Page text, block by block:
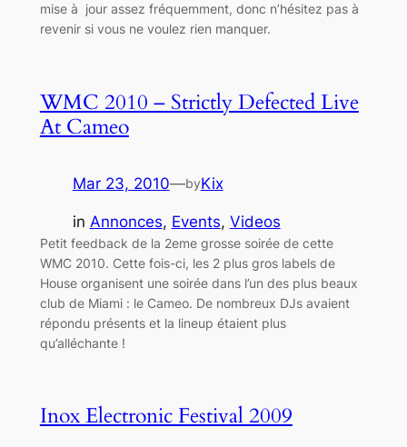
mise à jour assez fréquemment, donc n’hésitez pas à
revenir si vous ne voulez rien manquer.
WMC 2010 – Strictly Defected Live
At Cameo
Mar 23, 2010—byKix
in Annonces, Events, Videos
Petit feedback de la 2eme grosse soirée de cette
WMC 2010. Cette fois-ci, les 2 plus gros labels de
House organisent une soirée dans l’un des plus beaux
club de Miami : le Cameo. De nombreux DJs avaient
répondu présents et la lineup étaient plus
qu’alléchante !
Inox Electronic Festival 2009